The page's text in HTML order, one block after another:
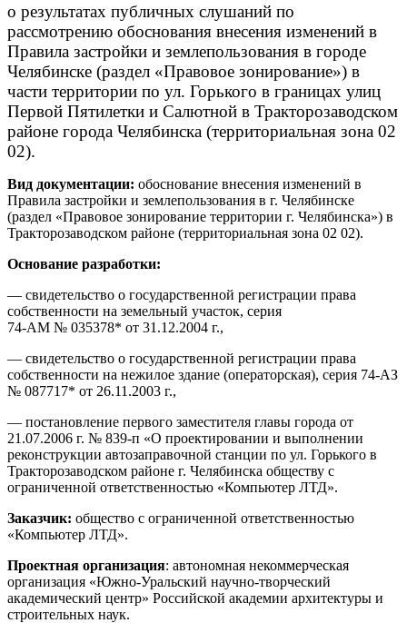
о результатах публичных слушаний по
рассмотрению обоснования внесения изменений в
Правила застройки и землепользования в городе
Челябинске (раздел «Правовое зонирование») в
части территории по ул. Горького в границах улиц
Первой Пятилетки и Салютной в Тракторозаводском
районе города Челябинска (территориальная зона 02
02).
Вид документации: обоснование внесения изменений в
Правила застройки и землепользования в г. Челябинске
(раздел «Правовое зонирование территории г. Челябинска») в
Тракторозаводском районе (территориальная зона 02 02).
Основание разработки:
— свидетельство о государственной регистрации права
собственности на земельный участок, серия
74-АМ № 035378* от 31.12.2004 г.,
— свидетельство о государственной регистрации права
собственности на нежилое здание (операторская), серия 74-АЗ
№ 087717* от 26.11.2003 г.,
— постановление первого заместителя главы города от
21.07.2006 г. № 839-п «О проектировании и выполнении
реконструкции автозаправочной станции по ул. Горького в
Тракторозаводском районе г. Челябинска обществу с
ограниченной ответственностью «Компьютер ЛТД».
Заказчик: общество с ограниченной ответственностью
«Компьютер ЛТД».
Проектная организация: автономная некоммерческая
организация «Южно-Уральский научно-творческий
академический центр» Российской академии архитектуры и
строительных наук.